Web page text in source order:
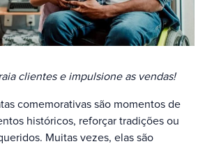
clientes e impulsione as vendas!
comemorativas são momentos de
históricos, reforçar tradições ou
Muitas vezes, elas são